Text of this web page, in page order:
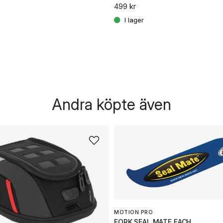
499 kr
Andra köpte även
MOTION PRO